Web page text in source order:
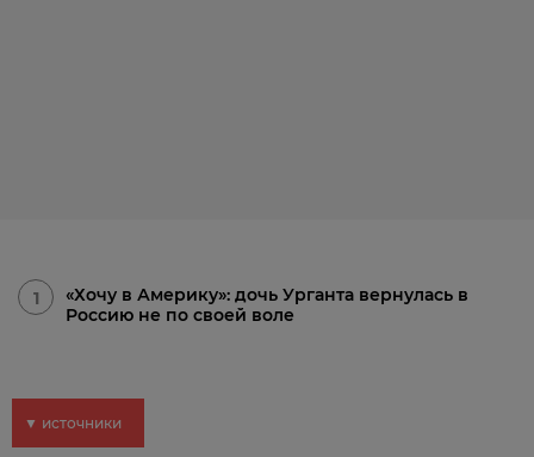
1
«Хочу в Америку»: дочь Урганта вернулась в
Россию не по своей воле
▼ источники